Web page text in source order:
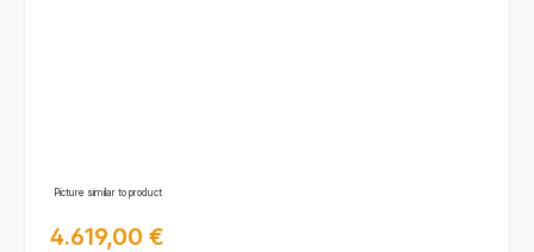
Picture similar to product
Precio normal:
4.619,00 €